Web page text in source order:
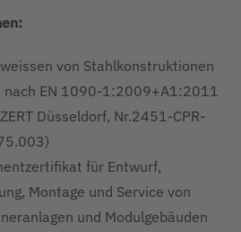
von Stahlkonstruktionen
nach EN 1090-1:2009+A1:2011
Düsseldorf, Nr.2451-CPR-
für Entwurf,
Montage und Service von
und Modulgebäuden